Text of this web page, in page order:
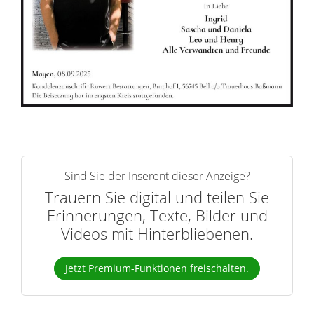
Sind Sie der Inserent dieser Anzeige?
Trauern Sie digital und teilen Sie
Erinnerungen, Texte, Bilder und
Videos mit Hinterbliebenen.
Jetzt Premium-Funktionen freischalten.